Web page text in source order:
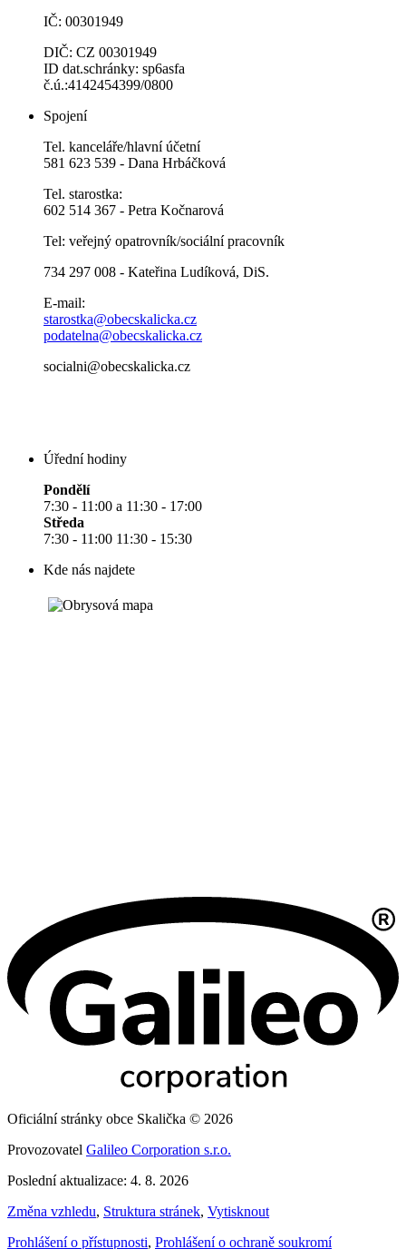
IČ: 00301949
DIČ: CZ 00301949
ID dat.schránky: sp6asfa
č.ú.:4142454399/0800
Spojení
Tel. kanceláře/hlavní účetní
581 623 539 - Dana Hrbáčková
Tel. starostka:
602 514 367 - Petra Kočnarová
Tel: veřejný opatrovník/sociální pracovník
734 297 008 - Kateřina Ludíková, DiS.
E-mail:
starostka@obecskalicka.cz
podatelna@obecskalicka.cz
socialni@obecskalicka.cz
Úřední hodiny
Pondělí
7:30 - 11:00 a 11:30 - 17:00
Středa
7:30 - 11:00 11:30 - 15:30
Kde nás najdete
Oficiální stránky obce Skalička © 2026
Provozovatel Galileo Corporation s.r.o.
Poslední aktualizace: 4. 8. 2026
Změna vzhledu, Struktura stránek, Vytisknout
Prohlášení o přístupnosti, Prohlášení o ochraně soukromí